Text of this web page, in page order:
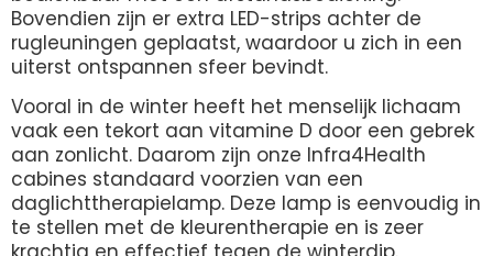
Bovendien zijn er extra LED-strips achter de
rugleuningen geplaatst, waardoor u zich in een
uiterst ontspannen sfeer bevindt.
Vooral in de winter heeft het menselijk lichaam
vaak een tekort aan vitamine D door een gebrek
aan zonlicht. Daarom zijn onze Infra4Health
cabines standaard voorzien van een
daglichttherapielamp. Deze lamp is eenvoudig in
te stellen met de kleurentherapie en is zeer